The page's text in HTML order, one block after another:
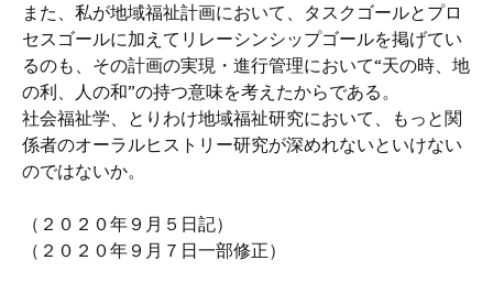
また、私が地域福祉計画において、タスクゴールとプロ
セスゴールに加えてリレーシンシップゴールを掲げてい
るのも、その計画の実現・進行管理において“天の時、地
の利、人の和”の持つ意味を考えたからである。
社会福祉学、とりわけ地域福祉研究において、もっと関
係者のオーラルヒストリー研究が深めれないといけない
のではないか。
（２０２０年９月５日記）
（２０２０年９月７日一部修正）